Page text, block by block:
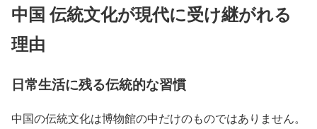
中国 伝統文化が現代に受け継がれる
理由
日常生活に残る伝統的な習慣
中国の伝統文化は博物館の中だけのものではありません。